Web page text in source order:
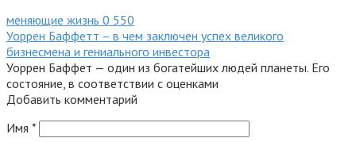
меняющие жизнь 0 550
Уоррен Баффетт – в чем заключен успех великого
бизнесмена и гениального инвестора
Уоррен Баффет — один из богатейших людей планеты. Его
состояние, в соответствии с оценками
Добавить комментарий
Имя *